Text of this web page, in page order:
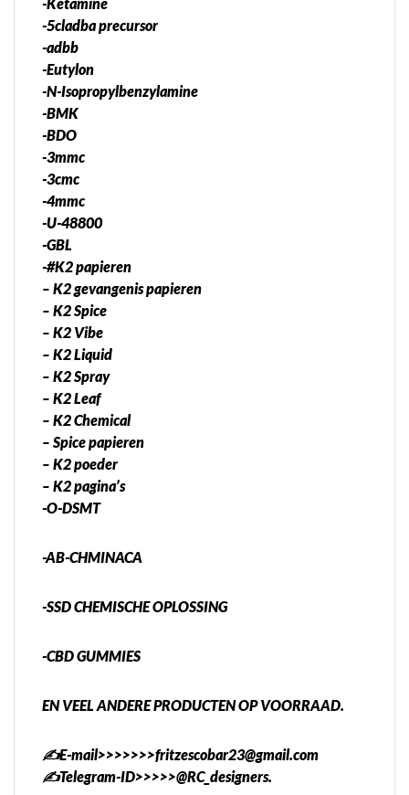
-Ketamine
-5cladba precursor
-adbb
-Eutylon
-N-Isopropylbenzylamine
-BMK
-BDO
-3mmc
-3cmc
-4mmc
-U-48800
-GBL
-#K2 papieren
– K2 gevangenis papieren
– K2 Spice
– K2 Vibe
– K2 Liquid
– K2 Spray
– K2 Leaf
– K2 Chemical
– Spice papieren
– K2 poeder
– K2 pagina’s
-O-DSMT
-AB-CHMINACA
-SSD CHEMISCHE OPLOSSING
-CBD GUMMIES
EN VEEL ANDERE PRODUCTEN OP VOORRAAD.
✍️E-mail>>>>>>>fritzescobar23@gmail.com
✍️Telegram-ID>>>>>@RC_designers.